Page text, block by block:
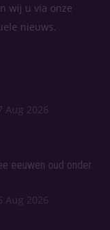
wij u via onze
nieuws.
Aug 2026
eeuwen oud onder
Aug 2026